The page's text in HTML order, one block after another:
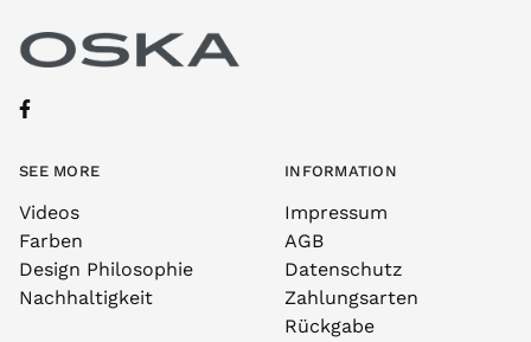
SEE MORE
Videos
Farben
Design Philosophie
Nachhaltigkeit
INFORMATION
Impressum
AGB
Datenschutz
Zahlungsarten
Rückgabe